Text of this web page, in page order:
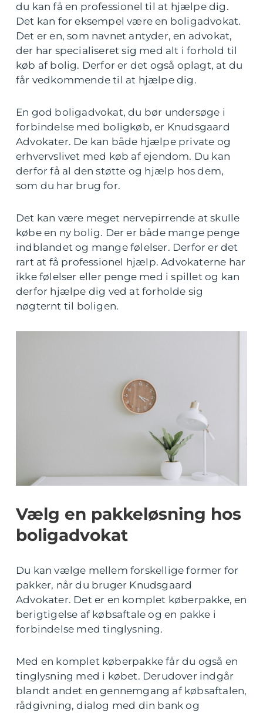
du kan få en professionel til at hjælpe dig.
Det kan for eksempel være en boligadvokat.
Det er en, som navnet antyder, en advokat,
der har specialiseret sig med alt i forhold til
køb af bolig. Derfor er det også oplagt, at du
får vedkommende til at hjælpe dig.
En god boligadvokat, du bør undersøge i
forbindelse med boligkøb, er Knudsgaard
Advokater. De kan både hjælpe private og
erhvervslivet med køb af ejendom. Du kan
derfor få al den støtte og hjælp hos dem,
som du har brug for.
Det kan være meget nervepirrende at skulle
købe en ny bolig. Der er både mange penge
indblandet og mange følelser. Derfor er det
rart at få professionel hjælp. Advokaterne har
ikke følelser eller penge med i spillet og kan
derfor hjælpe dig ved at forholde sig
nøgternt til boligen.
Vælg en pakkeløsning hos
boligadvokat
Du kan vælge mellem forskellige former for
pakker, når du bruger Knudsgaard
Advokater. Det er en komplet køberpakke, en
berigtigelse af købsaftale og en pakke i
forbindelse med tinglysning.
Med en komplet køberpakke får du også en
tinglysning med i købet. Derudover indgår
blandt andet en gennemgang af købsaftalen,
rådgivning, dialog med din bank og